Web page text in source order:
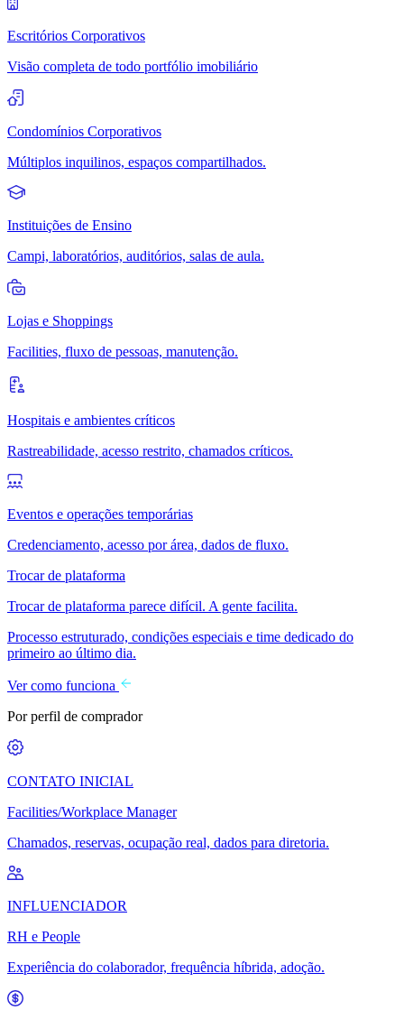
Escritórios Corporativos
Visão completa de todo portfólio imobiliário
Condomínios Corporativos
Múltiplos inquilinos, espaços compartilhados.
Instituições de Ensino
Campi, laboratórios, auditórios, salas de aula.
Lojas e Shoppings
Facilities, fluxo de pessoas, manutenção.
Hospitais e ambientes críticos
Rastreabilidade, acesso restrito, chamados críticos.
Eventos e operações temporárias
Credenciamento, acesso por área, dados de fluxo.
Trocar de plataforma
Trocar de plataforma parece difícil. A gente facilita.
Processo estruturado, condições especiais e time dedicado do
primeiro ao último dia.
Ver como funciona
Por perfil de comprador
CONTATO INICIAL
Facilities/Workplace Manager
Chamados, reservas, ocupação real, dados para diretoria.
INFLUENCIADOR
RH e People
Experiência do colaborador, frequência híbrida, adoção.